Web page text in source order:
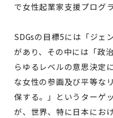
で女性起業家支援プログ
SDGsの目標5には「ジェ
があり、その中には「政
らゆるレベルの意思決定
な女性の参画及び平等な
保する。」というターゲ
が、世界、特に日本にお